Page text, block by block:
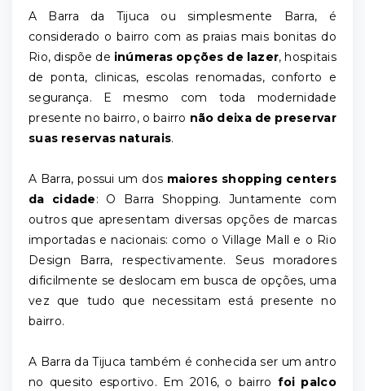
A Barra da Tijuca ou simplesmente Barra, é
considerado o bairro com as praias mais bonitas do
Rio, dispõe de inúmeras opções de lazer, hospitais
de ponta, clinicas, escolas renomadas, conforto e
segurança. E mesmo com toda modernidade
presente no bairro, o bairro não deixa de preservar
suas reservas naturais.
A Barra, possui um dos maiores shopping centers
da cidade: O Barra Shopping. Juntamente com
outros que apresentam diversas opções de marcas
importadas e nacionais: como o Village Mall e o Rio
Design Barra, respectivamente. Seus moradores
dificilmente se deslocam em busca de opções, uma
vez que tudo que necessitam está presente no
bairro.
A Barra da Tijuca também é conhecida ser um antro
no quesito esportivo. Em 2016, o bairro foi palco